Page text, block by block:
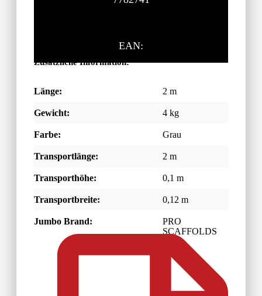
EAN:
Zusätzliche Information:
Länge: 2 m
Gewicht: 4 kg
Farbe: Grau
Transportlänge: 2 m
Transporthöhe: 0,1 m
Transportbreite: 0,12 m
Jumbo Brand:
PRO
SCAFFOLDS